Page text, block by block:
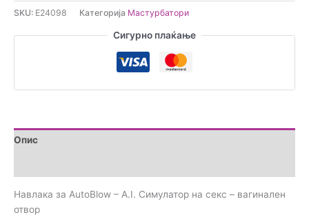
SKU: E24098 Категорија Мастурбатори
Сигурно плаќање
Опис
Навлака за AutoBlow – A.I. Симулатор на секс – вагинален
отвор